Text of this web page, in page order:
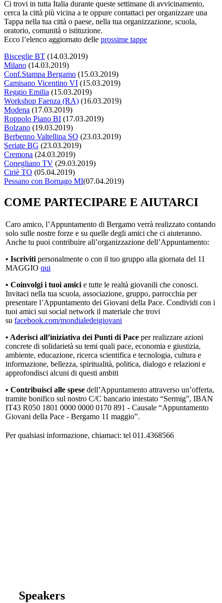
Ci trovi in tutta Italia durante queste settimane di avvicinamento,
cerca la città più vicina a te oppure contattaci per organizzare una
Tappa nella tua città o paese, nella tua organizzazione, scuola,
oratorio, comunità o istituzione.
Ecco l’elenco aggiornato delle prossime tappe
Bisceglie BT (14.03.2019)
Milano (14.03.2019)
Conf.Stampa Bergamo (15.03.2019)
Camisano Vicentino VI (15.03.2019)
Reggio Emilia (15.03.2019)
Workshop Faenza (RA) (16.03.2019)
Modena (17.03.2019)
Roppolo Piano BI (17.03.2019)
Bolzano (19.03.2019)
Berbenno Valtellina SO (23.03.2019)
Seriate BG (23.03.2019)
Cremona (24.03.2019)
Conegliano TV (29.03.2019)
Ciriè TO (05.04.2019)
Pessano con Bornago MI(07.04.2019)
COME PARTECIPARE E AIUTARCI
Caro amico, l’Appuntamento di Bergamo verrà realizzato contando
solo sulle nostre forze e su quelle degli amici che ci aiuteranno.
Anche tu puoi contribuire all’organizzazione dell’Appuntamento:
• Iscrivitipersonalmente o con il tuo gruppo alla giornata del 11
MAGGIO qui
• Coinvolgi i tuoi amicie tutte le realtà giovanili che conosci.
Invitaci nella tua scuola, associazione, gruppo, parrocchia per
presentare l’Appuntamento dei Giovani della Pace. Condividi con i
tuoi amici sui social network il materiale che trovi
su facebook.com/mondialedeigiovani
• Aderisci all’iniziativa dei Punti di Pace per realizzare azioni
concrete di solidarietà su temi quali pace, economia e giustizia,
ambiente, educazione, ricerca scientifica e tecnologia, cultura e
informazione, bellezza, spiritualità, politica, dialogo e relazioni e
approfondisci alcuni di questi ambiti
• Contribuisci alle spese dell’Appuntamento attraverso un’offerta,
tramite bonifico sul nostro C/C bancario intestato “Sermig”, IBAN
IT43 R050 1801 0000 0000 0170 891 - Causale “Appuntamento
Giovani della Pace - Bergamo 11 maggio”.
Per qualsiasi informazione, chiamaci: tel 011.4368566
Speakers